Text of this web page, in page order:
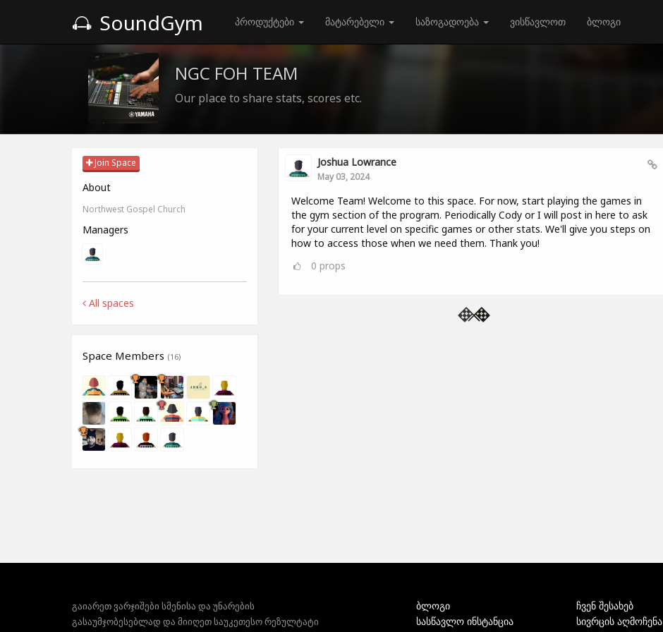
SoundGym პროდუქტები მატარებელი საზოგადოება ვისწავლოთ ბლოგი
NGC FOH TEAM
Our place to share stats, scores etc.
Join Space
About
Northwest Gospel Church
Managers
All spaces
Space Members (16)
Joshua Lowrance
May 03, 2024
Welcome Team! Welcome to this space. For now, start playing the games in
the gym section of the program. Periodically Cody or I will post in here to ask
for your current level on specific games or other stats. We'll give you steps on
how to access those when we need them. Thank you!
0 props
გაიარეთ ვარჯიშები სმენისა და უნარების
გასაუმჯობესებლად და მიიღეთ საუკეთესო რეზულტატი
ბლოგი
სასწავლო ინსტანცია
ჩვენ შესახებ
სივრცის აღმოჩენა